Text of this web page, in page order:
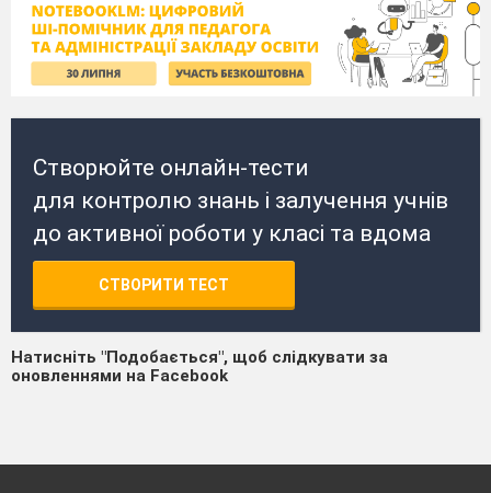
Створюйте онлайн-тести
для контролю знань і залучення учнів
до активної роботи у класі та вдома
СТВОРИТИ ТЕСТ
Натисніть "Подобається", щоб слідкувати за
оновленнями на Facebook